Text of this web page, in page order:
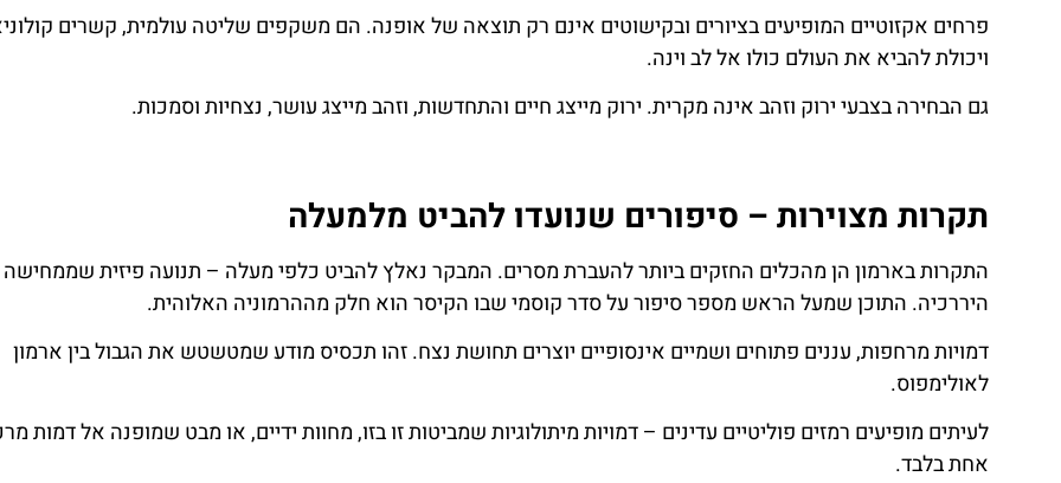
פרחים אקזוטיים המופיעים בציורים ובקישוטים אינם רק תוצאה של אופנה. הם משקפים שליטה עולמית, קשרים
ויכולת להביא את העולם כולו אל לב וינה.
גם הבחירה בצבעי ירוק וזהב אינה מקרית. ירוק מייצג חיים והתחדשות, וזהב מייצג עושר, נצחיות וסמכות.
תקרות מצוירות – סיפורים שנועדו להביט מלמעלה
התקרות בארמון הן מהכלים החזקים ביותר להעברת מסרים. המבקר נאלץ להביט כלפי מעלה – תנועה פיזית שממחישה
היררכיה. התוכן שמעל הראש מספר סיפור על סדר קוסמי שבו הקיסר הוא חלק מההרמוניה האלוהית.
דמויות מרחפות, עננים פתוחים ושמיים אינסופיים יוצרים תחושת נצח. זהו תכסיס מודע שמטשטש את הגבול בין ארמון
לאולימפוס.
לעיתים מופיעים רמזים פוליטיים עדינים – דמויות מיתולוגיות שמביטות זו בזו, מחוות ידיים, או מבט שמופנה אל דמות
אחת בלבד.